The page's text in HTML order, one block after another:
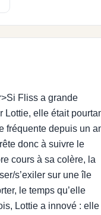
Fliss a grande
Lottie, elle était
fréquente depuis un
donc à suivre le
cours à sa colère, la
s’exiler sur une île
le temps qu’elle
Lottie a innové : elle